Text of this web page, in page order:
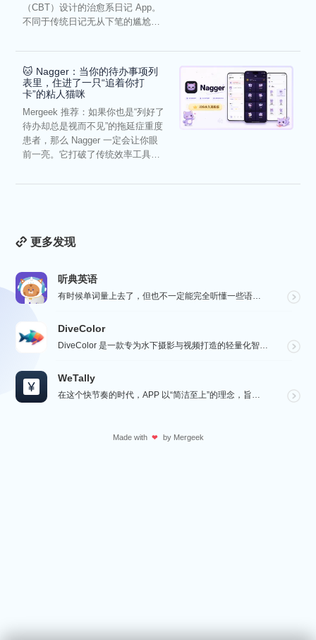
（CBT）设计的治愈系日记 App。
不同于传统日记无从下笔的尴尬，
🐱 Nagger：当你的待办事项列
表里，住进了一只“追着你打
卡”的粘人猫咪
Mergeek 推荐：如果你也是“列好了
待办却总是视而不见”的拖延症重度
患者，那么 Nagger 一定会让你眼
前一亮。它打破了传统效率工具冰
更多发现
听典英语
有时候单词量上去了，但也不一定能完全听懂一些语速较快的对话，这个时候就要花些时间在“听”这一个点上了...
DiveColor
DiveColor 是一款专为水下摄影与视频打造的轻量化智能色彩修复工具，APP支持批量编辑，无需联...
WeTally
在这个快节奏的时代，APP 以“简洁至上”的理念，旨在为用户提供一个精致而实用的财务管理工具，在瞬息...
Made with ❤ by Mergeek